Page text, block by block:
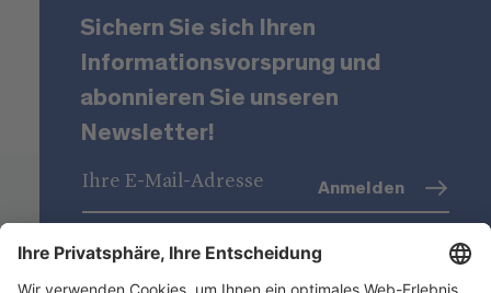
Sichern Sie sich Ihren
Informationsvorsprung und
abonnieren Sie unseren
Newsletter!
Datenschutz (Info)
Anmelden